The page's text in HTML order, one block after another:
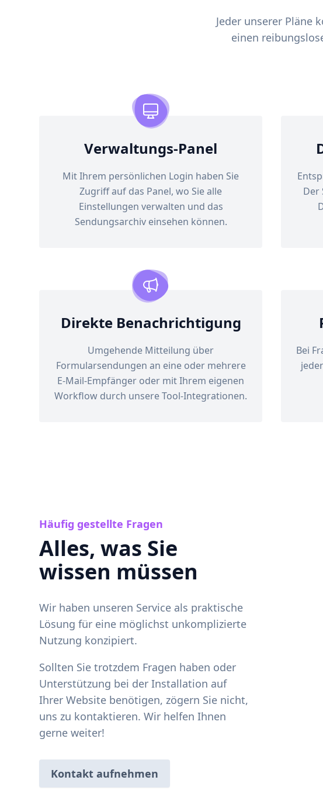
Jeder unserer Pläne
einen
Verwaltungs-Panel
Mit Ihrem persönlichen Login haben Sie
Zugriff auf das Panel, wo Sie alle
Einstellungen verwalten und das
Sendungsarchiv einsehen können.
Der
Direkte Benachrichtigung
Umgehende Mitteilung über
Formularsendungen an eine oder mehrere
E-Mail-Empfänger oder mit Ihrem eigenen
Workflow durch unsere Tool-Integrationen.
Bei
Häufig gestellte Fragen
Alles, was Sie
wissen müssen
Wir haben unseren Service als praktische
Lösung für eine möglichst unkomplizierte
Nutzung konzipiert.
Sollten Sie trotzdem Fragen haben oder
Unterstützung bei der Installation auf
Ihrer Website benötigen, zögern Sie nicht,
uns zu kontaktieren. Wir helfen Ihnen
gerne weiter!
Kontakt aufnehmen